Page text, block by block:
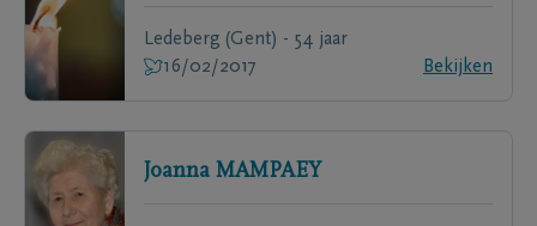
Ledeberg (Gent) - 54 jaar
16/02/2017
Bekijken
Joanna MAMPAEY